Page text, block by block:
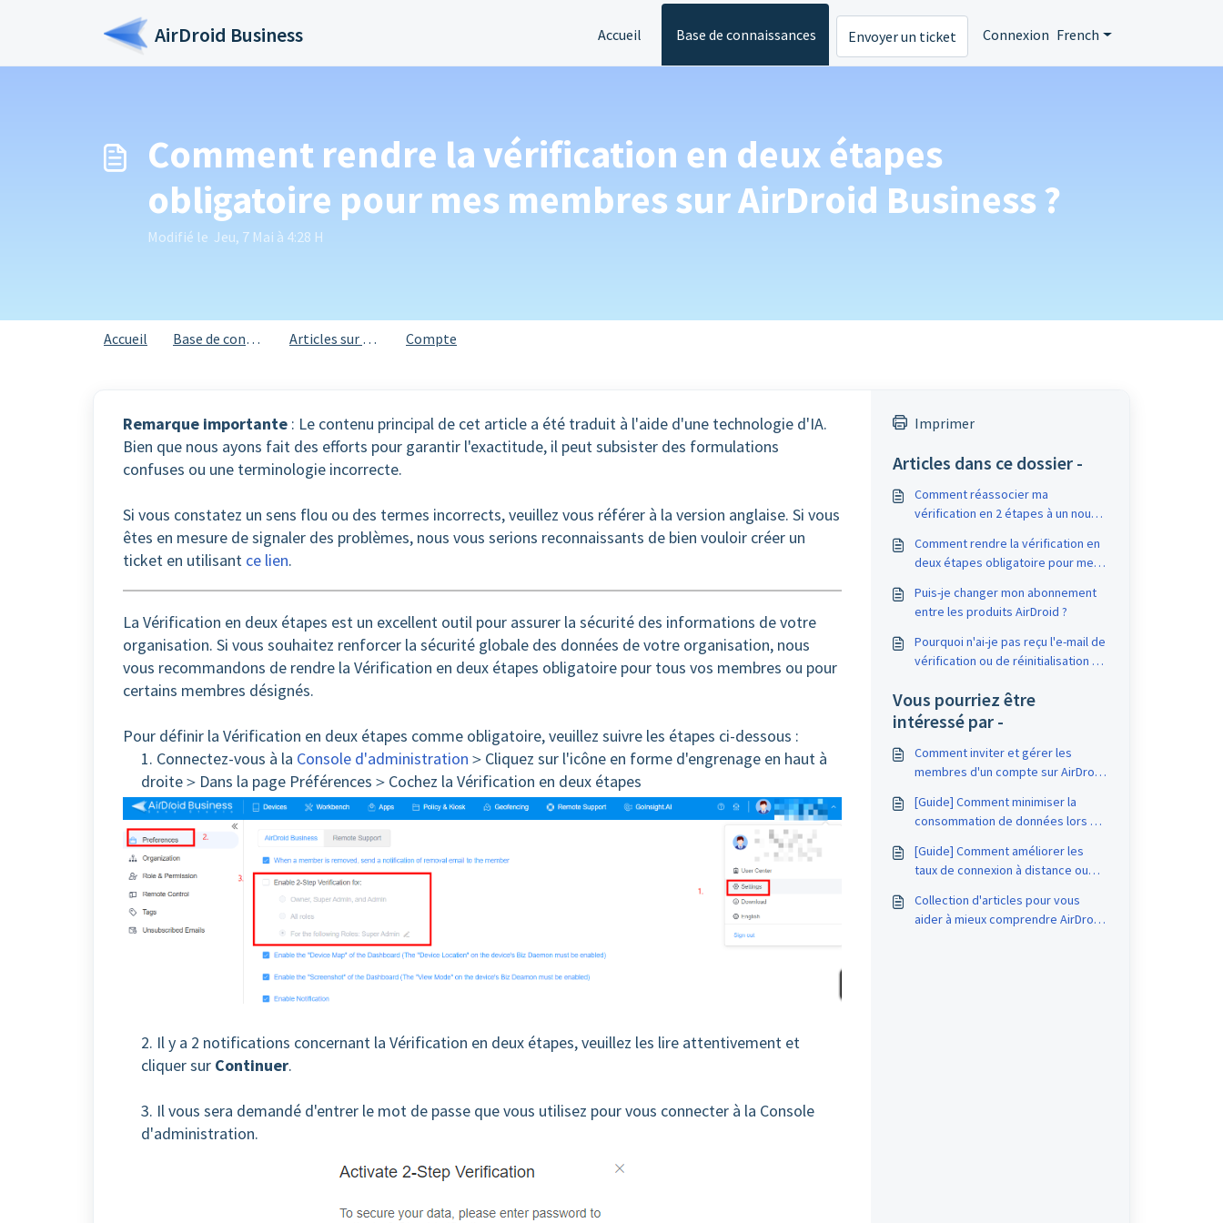
AirDroid Business Accueil Base de connaissances Envoyer un ticket Connexion French
Comment rendre la vérification en deux étapes
obligatoire pour mes membres sur AirDroid Business ?
Modifié le Jeu, 7 Mai à 4:28 H
Accueil Base de connaissances Articles sur les comptes et le paramétrage général Compte
Remarque importante : Le contenu principal de cet article a été traduit à l'aide d'une technologie d'IA.
Bien que nous ayons fait des efforts pour garantir l'exactitude, il peut subsister des formulations
confuses ou une terminologie incorrecte.
Si vous constatez un sens flou ou des termes incorrects, veuillez vous référer à la version anglaise. Si vous
êtes en mesure de signaler des problèmes, nous vous serions reconnaissants de bien vouloir créer un
ticket en utilisant ce lien.
La Vérification en deux étapes est un excellent outil pour assurer la sécurité des informations de votre
organisation. Si vous souhaitez renforcer la sécurité globale des données de votre organisation, nous
vous recommandons de rendre la Vérification en deux étapes obligatoire pour tous vos membres ou pour
certains membres désignés.
Pour définir la Vérification en deux étapes comme obligatoire, veuillez suivre les étapes ci-dessous :
1. Connectez-vous à la Console d'administration ＞Cliquez sur l'icône en forme d'engrenage en haut à
droite＞Dans la page Préférences＞Cochez la Vérification en deux étapes
2. Il y a 2 notifications concernant la Vérification en deux étapes, veuillez les lire attentivement et
cliquer sur Continuer.
3. Il vous sera demandé d'entrer le mot de passe que vous utilisez pour vous connecter à la Console
d'administration.
Imprimer
Articles dans ce dossier -
Comment réassocier ma
vérification en 2 étapes à un nouvel
Comment rendre la vérification en
deux étapes obligatoire pour mes
Puis-je changer mon abonnement
entre les produits AirDroid ?
Pourquoi n'ai-je pas reçu l'e-mail de
vérification ou de réinitialisation de
Vous pourriez être
intéressé par -
Comment inviter et gérer les
membres d'un compte sur AirDroid
[Guide] Comment minimiser la
consommation de données lors de
AirDroid Business ?
[Guide] Comment améliorer les
taux de connexion à distance ou
latence ?
Collection d'articles pour vous
aider à mieux comprendre AirDroid